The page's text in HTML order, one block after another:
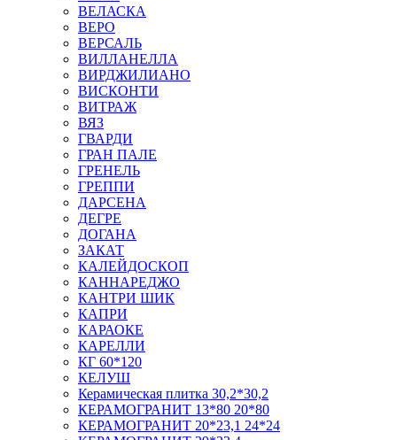
ВЕЛАСКА
ВЕРО
ВЕРСАЛЬ
ВИЛЛАНЕЛЛА
ВИРДЖИЛИАНО
ВИСКОНТИ
ВИТРАЖ
ВЯЗ
ГВАРДИ
ГРАН ПАЛЕ
ГРЕНЕЛЬ
ГРЕППИ
ДАРСЕНА
ДЕГРЕ
ДОГАНА
ЗАКАТ
КАЛЕЙДОСКОП
КАННАРЕДЖО
КАНТРИ ШИК
КАПРИ
КАРАОКЕ
КАРЕЛЛИ
КГ 60*120
КЕЛУШ
Керамическая плитка 30,2*30,2
КЕРАМОГРАНИТ 13*80 20*80
КЕРАМОГРАНИТ 20*23,1 24*24